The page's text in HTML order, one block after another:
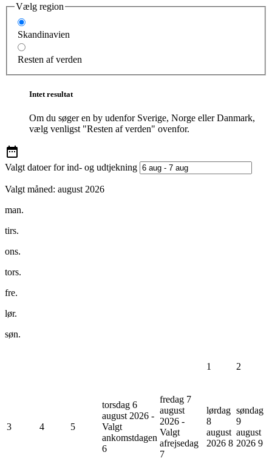
Vælg region
Skandinavien
Resten af verden
Intet resultat
Om du søger en by udenfor Sverige, Norge eller Danmark,
vælg venligst "Resten af verden" ovenfor.
Valgt datoer for ind- og udtjekning
Valgt måned: august 2026
man.
tirs.
ons.
tors.
fre.
lør.
søn.
1 2
3 4 5
torsdag 6
august 2026 -
Valgt
ankomstdagen
6
fredag 7
august
2026 -
Valgt
afrejsedag
7
lørdag
8
august
2026 8
søndag
9
august
2026 9